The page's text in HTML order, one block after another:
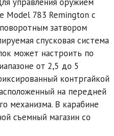
Model 783 Remington с
затвором
спусковая система
может настроить по
от 2,5 до 5
контргайкой
на передней
механизма. В карабине
съемный магазин со